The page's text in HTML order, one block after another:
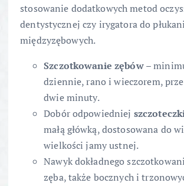
stosowanie dodatkowych metod
dentystycznej czy irygatora do
międzyzębowych.
Szczotkowanie zębów–
dziennie, rano i wieczorem,
dwie minuty.
Dobór odpowiedniej
małą główką, dostosowana do
wielkości jamy ustnej.
Nawyk dokładnego
zęba, także bocznych i